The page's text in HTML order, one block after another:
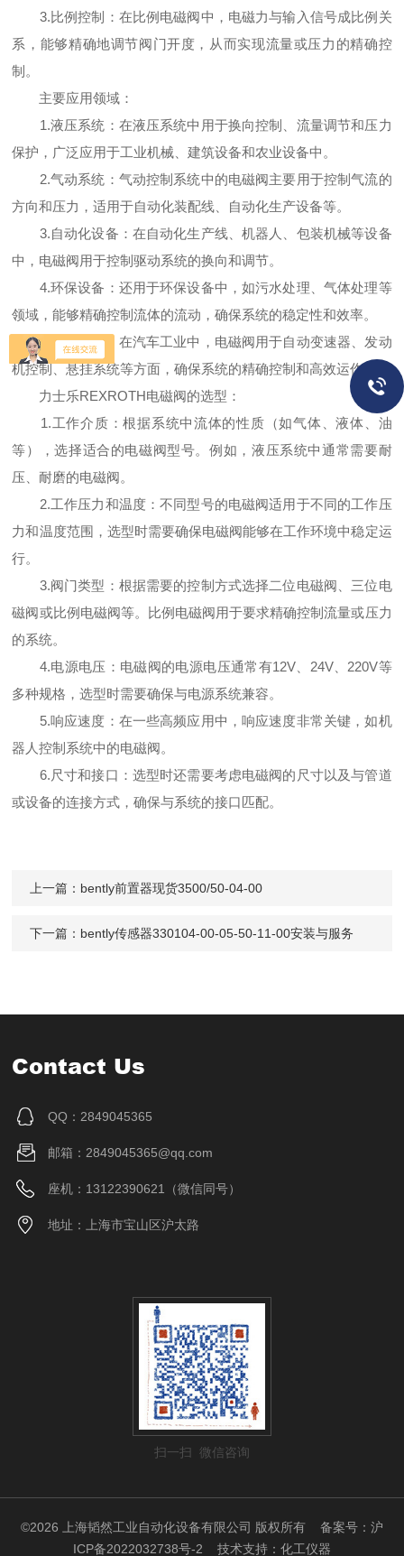
3.比例控制：在比例电磁阀中，电磁力与输入信号成比例关
系，能够精确地调节阀门开度，从而实现流量或压力的精确控
制。
主要应用领域：
1.液压系统：在液压系统中用于换向控制、流量调节和压力
保护，广泛应用于工业机械、建筑设备和农业设备中。
2.气动系统：气动控制系统中的电磁阀主要用于控制气流的
方向和压力，适用于自动化装配线、自动化生产设备等。
3.自动化设备：在自动化生产线、机器人、包装机械等设备
中，电磁阀用于控制驱动系统的换向和调节。
4.环保设备：还用于环保设备中，如污水处理、气体处理等
领域，能够精确控制流体的流动，确保系统的稳定性和效率。
5.汽车工业：在汽车工业中，电磁阀用于自动变速器、发动
机控制、悬挂系统等方面，确保系统的精确控制和高效运作。
力士乐REXROTH电磁阀的选型：
1.工作介质：根据系统中流体的性质（如气体、液体、油
等），选择适合的电磁阀型号。例如，液压系统中通常需要耐
压、耐磨的电磁阀。
2.工作压力和温度：不同型号的电磁阀适用于不同的工作压
力和温度范围，选型时需要确保电磁阀能够在工作环境中稳定运
行。
3.阀门类型：根据需要的控制方式选择二位电磁阀、三位电
磁阀或比例电磁阀等。比例电磁阀用于要求精确控制流量或压力
的系统。
4.电源电压：电磁阀的电源电压通常有12V、24V、220V等
多种规格，选型时需要确保与电源系统兼容。
5.响应速度：在一些高频应用中，响应速度非常关键，如机
器人控制系统中的电磁阀。
6.尺寸和接口：选型时还需要考虑电磁阀的尺寸以及与管道
或设备的连接方式，确保与系统的接口匹配。
上一篇： bently前置器现货3500/50-04-00
下一篇： bently传感器330104-00-05-50-11-00安装与服务
Contact Us
QQ：2849045365
邮箱：2849045365@qq.com
座机：13122390621（微信同号）
地址：上海市宝山区沪太路
扫一扫 微信咨询
©2026 上海韬然工业自动化设备有限公司 版权所有 备案号：沪
ICP备2022032738号-2 技术支持： 化工仪器